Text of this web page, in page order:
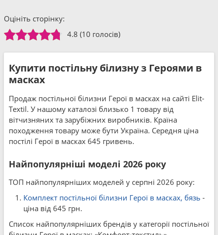
Оцініть сторінку:
4.8 (10 голосів)
Купити постільну білизну з Героями в
масках
Продаж постільної білизни Герої в масках на сайті Elit-
Textil. У нашому каталозі близько 1 товару від
вітчизняних та зарубіжних виробників. Країна
походження товару може бути Україна. Середня ціна
постілі Герої в масках 645 гривень.
Найпопулярніші моделі 2026 року
ТОП найпопулярніших моделей у серпні 2026 року:
Комплект постільної білизни Герої в масках, бязь -
ціна від 645 грн.
Список найпопулярніших брендів у категорії постільної